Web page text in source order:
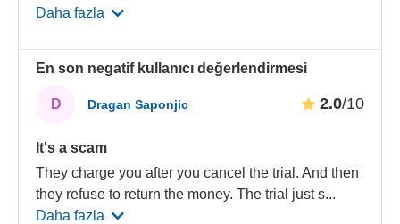
Daha fazla
En son negatif kullanıcı değerlendirmesi
D Dragan Saponjic 2.0/10
It's a scam
They charge you after you cancel the trial. And then
they refuse to return the money. The trial just s...
Daha fazla